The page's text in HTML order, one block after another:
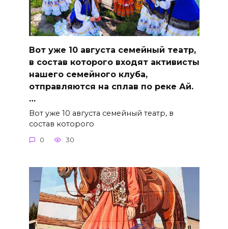
Вот уже 10 августа семейный театр,
в состав которого входят активисты
нашего семейного клуба,
отправляются на сплав по реке Ай.
…
Вот уже 10 августа семейный театр, в
состав которого
0 30